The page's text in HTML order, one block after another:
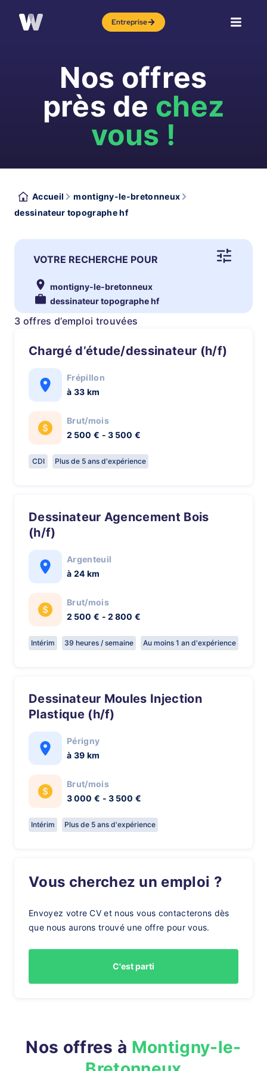
Entreprise
Nos offres
près de chez
vous !
Accueil
montigny-le-bretonneux
dessinateur topographe hf
VOTRE RECHERCHE POUR
montigny-le-bretonneux
dessinateur topographe hf
3 offres d’emploi trouvées
Chargé d’étude/dessinateur (h/f)
Frépillon
à 33 km
Brut/mois
2 500 € - 3 500 €
CDI Plus de 5 ans d'expérience
Dessinateur Agencement Bois
(h/f)
Argenteuil
à 24 km
Brut/mois
2 500 € - 2 800 €
Intérim 39 heures / semaine Au moins 1 an d'expérience
Dessinateur Moules Injection
Plastique (h/f)
Périgny
à 39 km
Brut/mois
3 000 € - 3 500 €
Intérim Plus de 5 ans d'expérience
Vous cherchez un emploi ?
Envoyez votre CV et nous vous contacterons dès
que nous aurons trouvé une offre pour vous.
C'est parti
Nos offres à Montigny-le-